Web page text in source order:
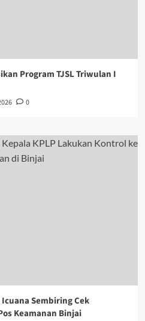
Program TJSL Triwulan I
0
Sembiring Cek
Keamanan Binjai